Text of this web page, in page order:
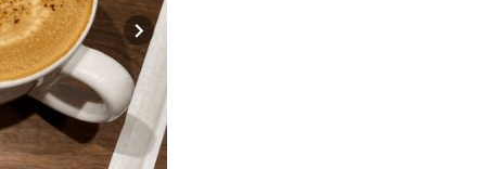
Next slide